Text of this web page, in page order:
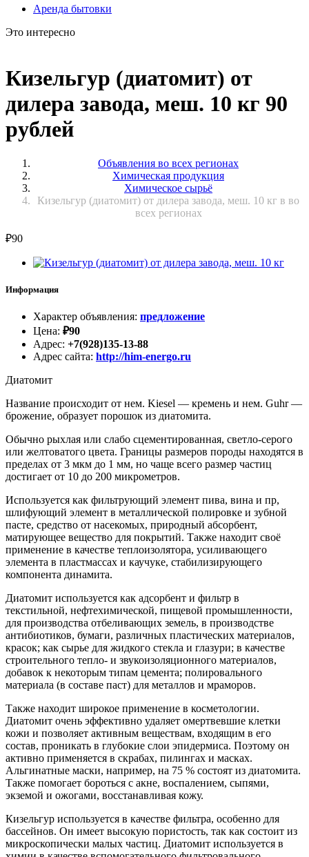
Аренда бытовки
Это интересно
Кизельгур (диатомит) от
дилера завода, меш. 10 кг 90
рублей
Объявления во всех регионах
Химическая продукция
Химическое сырьё
Кизельгур (диатомит) от дилера завода, меш. 10 кг в во
всех регионах
₽90
Информация
Характер объявления: предложение
Цена: ₽90
Адрес: +7(928)135-13-88
Адрес сайта: http://him-energo.ru
Диатомит
Название происходит от нем. Kiesel — кремень и нем. Guhr —
брожение, образует порошок из диатомита.
Обычно рыхлая или слабо сцементированная, светло-серого
или желтоватого цвета. Границы размеров породы находятся в
пределах от 3 мкм до 1 мм, но чаще всего размер частиц
достигает от 10 до 200 микрометров.
Используется как фильтрующий элемент пива, вина и пр,
шлифующий элемент в металлической полировке и зубной
пасте, средство от насекомых, природный абсорбент,
матирующее вещество для покрытий. Также находит своё
применение в качестве теплоизолятора, усиливающего
элемента в пластмассах и каучуке, стабилизирующего
компонента динамита.
Диатомит используется как адсорбент и фильтр в
текстильной, нефтехимической, пищевой промышленности,
для производства отбеливающих земель, в производстве
антибиотиков, бумаги, различных пластических материалов,
красок; как сырье для жидкого стекла и глазури; в качестве
строительного тепло- и звукоизоляционного материалов,
добавок к некоторым типам цемента; полировального
материала (в составе паст) для металлов и мраморов.
Также находит широкое применение в косметологии.
Диатомит очень эффективно удаляет омертвевшие клетки
кожи и позволяет активным веществам, входящим в его
состав, проникать в глубокие слои эпидермиса. Поэтому он
активно применяется в скрабах, пилингах и масках.
Альгинатные маски, например, на 75 % состоят из диатомита.
Также помогает бороться с акне, воспалением, сыпями,
экземой и ожогами, восстанавливая кожу.
Кизельгур используется в качестве фильтра, особенно для
бассейнов. Он имеет высокую пористость, так как состоит из
микроскопически малых частиц. Диатомит используется в